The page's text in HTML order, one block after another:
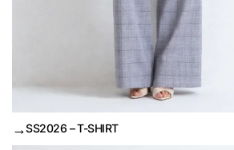
→SS2026 – T-SHIRT